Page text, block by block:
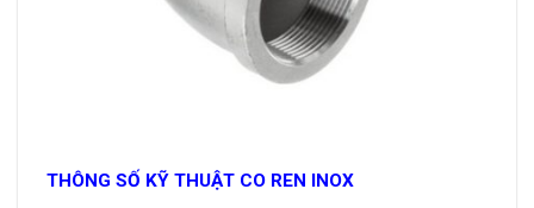
THÔNG SỐ KỸ THUẬT CO REN INOX